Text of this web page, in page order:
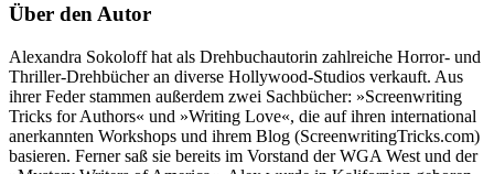
Über den Autor
Alexandra Sokoloff hat als Drehbuchautorin zahlreiche Horror- und
Thriller-Drehbücher an diverse Hollywood-Studios verkauft. Aus
ihrer Feder stammen außerdem zwei Sachbücher: »Screenwriting
Tricks for Authors« und »Writing Love«, die auf ihren international
anerkannten Workshops und ihrem Blog (ScreenwritingTricks.com)
basieren. Ferner saß sie bereits im Vorstand der WGA West und der